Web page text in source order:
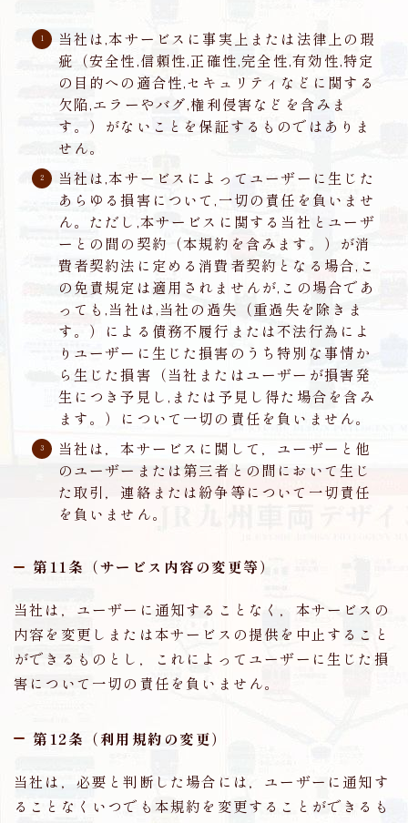
当社は,本サービスに事実上または法律上の瑕
疵（安全性,信頼性,正確性,完全性,有効性,特定
の目的への適合性,セキュリティなどに関する
欠陥,エラーやバグ,権利侵害などを含みま
す。）がないことを保証するものではありま
せん。
当社は,本サービスによってユーザーに生じた
あらゆる損害について,一切の責任を負いませ
ん。ただし,本サービスに関する当社とユーザ
ーとの間の契約（本規約を含みます。）が消
費者契約法に定める消費者契約となる場合,こ
の免責規定は適用されませんが,この場合であ
っても,当社は,当社の過失（重過失を除きま
す。）による債務不履行または不法行為によ
りユーザーに生じた損害のうち特別な事情か
ら生じた損害（当社またはユーザーが損害発
生につき予見し,または予見し得た場合を含み
ます。）について一切の責任を負いません。
当社は，本サービスに関して，ユーザーと他
のユーザーまたは第三者との間において生じ
た取引，連絡または紛争等について一切責任
を負いません。
第11条（サービス内容の変更等）
当社は，ユーザーに通知することなく，本サービスの
内容を変更しまたは本サービスの提供を中止すること
ができるものとし，これによってユーザーに生じた損
害について一切の責任を負いません。
第12条（利用規約の変更）
当社は，必要と判断した場合には，ユーザーに通知す
ることなくいつでも本規約を変更することができるも